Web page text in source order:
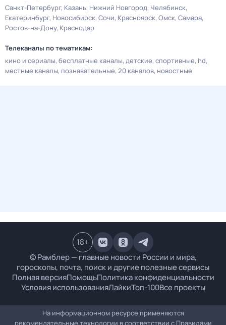
Санкт-Петербург Казань Нижний Новгород Челябинск
Екатеринбург Новосибирск Сочи Красноярск Омск Самара
Ростов-на-Дону Краснодар
Телеканалы по тематикам:
кино и сериалы бесплатные каналы детские спортивные hd
местные каналы познавательные 20 каналов новостные
© Рамблер — главные новости России и мира,
гороскопы, почта, поиск и другие полезные сервисы
Полная версияПомощьПолитика конфиденциальности
Условия использованияЛайкиТоп-100Все проекты
18+
На информационном ресурсе применяются
рекомендательные технологии в соответствии с Правилами